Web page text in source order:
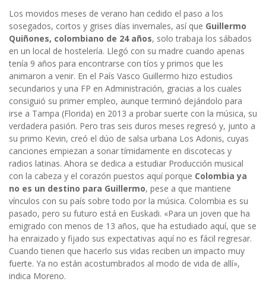
Los movidos meses de verano han cedido el paso a los
sosegados, cortos y grises días invernales, así que Guillermo
Quiñones, colombiano de 24 años, solo trabaja los sábados
en un local de hostelería. Llegó con su madre cuando apenas
tenía 9 años para encontrarse con tíos y primos que les
animaron a venir. En el País Vasco Guillermo hizo estudios
secundarios y una FP en Administración, gracias a los cuales
consiguió su primer empleo, aunque terminó dejándolo para
irse a Tampa (Florida) en 2013 a probar suerte con la música, su
verdadera pasión. Pero tras seis duros meses regresó y, junto a
su primo Kevin, creó el dúo de salsa urbana Los Adonis, cuyas
canciones empiezan a sonar tímidamente en discotecas y
radios latinas. Ahora se dedica a estudiar Producción musical
con la cabeza y el corazón puestos aquí porque Colombia ya
no es un destino para Guillermo, pese a que mantiene
vínculos con su país sobre todo por la música. Colombia es su
pasado, pero su futuro está en Euskadi. «Para un joven que ha
emigrado con menos de 13 años, que ha estudiado aquí, que se
ha enraizado y fijado sus expectativas aquí no es fácil regresar.
Cuando tienen que hacerlo sus vidas reciben un impacto muy
fuerte. Ya no están acostumbrados al modo de vida de allí»,
indica Moreno.